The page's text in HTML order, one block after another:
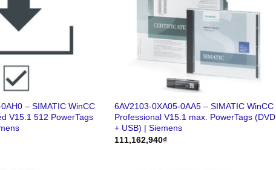
– SIMATIC WinCC
V15.1 512 PowerTags
6AV2103-0XA05-0AA5 – SIMATIC WinCC
Professional V15.1 max. PowerTags (DVD
+ USB) | Siemens
111,162,940₫